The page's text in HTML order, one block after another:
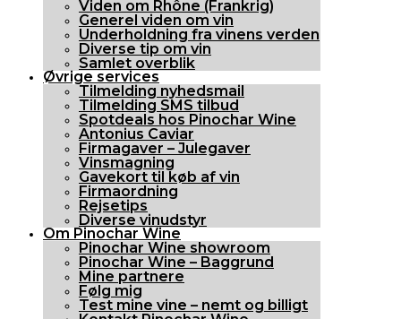
Viden om Rhône (Frankrig)
Generel viden om vin
Underholdning fra vinens verden
Diverse tip om vin
Samlet overblik
Øvrige services
Tilmelding nyhedsmail
Tilmelding SMS tilbud
Spotdeals hos Pinochar Wine
Antonius Caviar
Firmagaver – Julegaver
Vinsmagning
Gavekort til køb af vin
Firmaordning
Rejsetips
Diverse vinudstyr
Om Pinochar Wine
Pinochar Wine showroom
Pinochar Wine – Baggrund
Mine partnere
Følg mig
Test mine vine – nemt og billigt